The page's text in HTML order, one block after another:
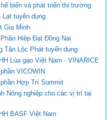
biến và phát triển thị trường
Lạt tuyển dụng
Gia Minh
Hiệp Đạt Đồng Nai
Tân Lộc Phát tuyển dụng
Lúa gạo Việt Nam - VINARICE
VICOWIN
Hợp Trí Summit
Nông nghiệp cho các vị trí tại
BASF Việt Nam